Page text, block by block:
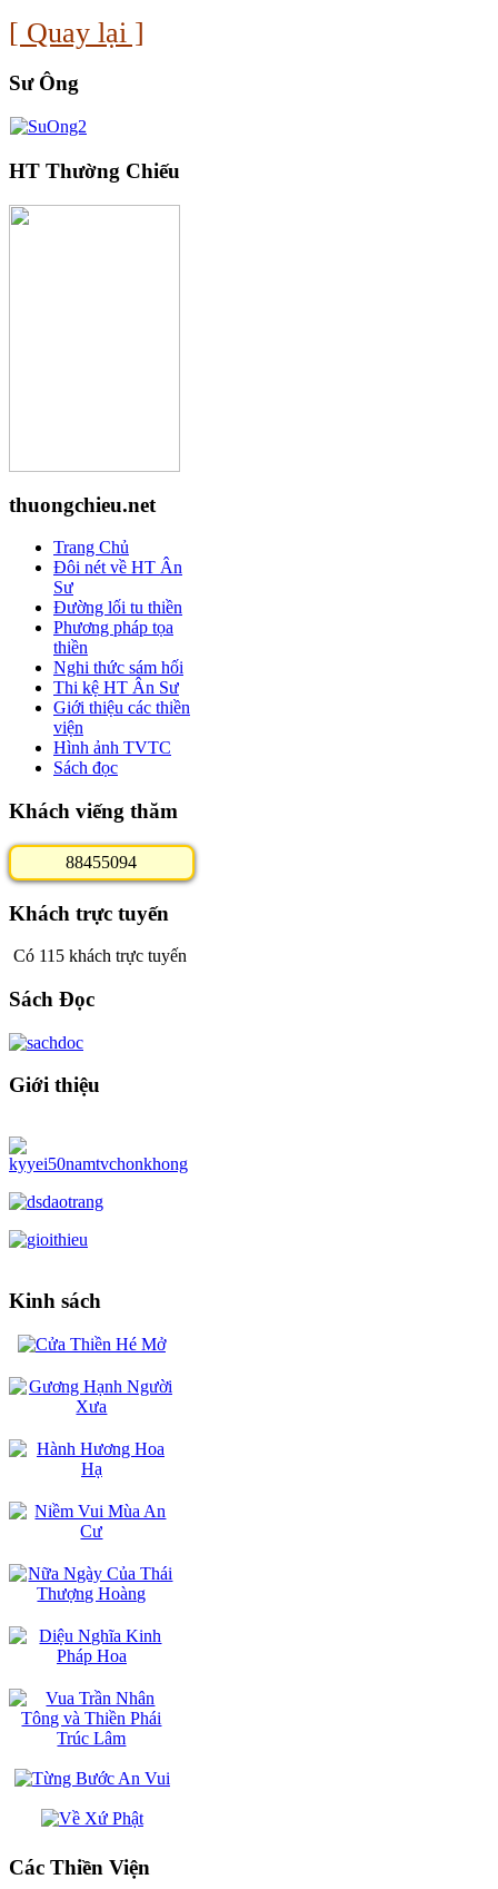
[ Quay lại ]
Sư Ông
HT Thường Chiếu
thuongchieu.net
Trang Chủ
Đôi nét về HT Ân
Sư
Đường lối tu thiền
Phương pháp tọa
thiền
Nghi thức sám hối
Thi kệ HT Ân Sư
Giới thiệu các thiền
viện
Hình ảnh TVTC
Sách đọc
Khách viếng thăm
88455094
Khách trực tuyến
Có 115 khách trực tuyến
Sách Đọc
Giới thiệu
Kinh sách
Các Thiền Viện